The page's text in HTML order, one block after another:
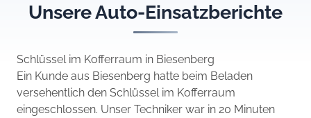
Unsere Auto-Einsatzberichte
Schlüssel im Kofferraum in Biesenberg
Ein Kunde aus Biesenberg hatte beim Beladen
versehentlich den Schlüssel im Kofferraum
eingeschlossen. Unser Techniker war in 20 Minuten